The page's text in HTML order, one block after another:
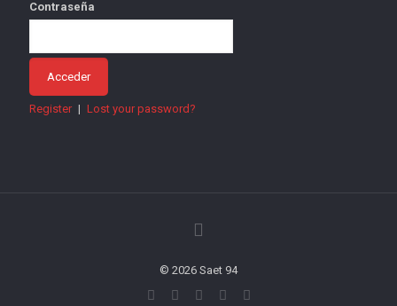
Contraseña
Register | Lost your password?
© 2026 Saet 94